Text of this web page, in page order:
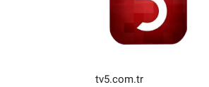
tv5.com.tr